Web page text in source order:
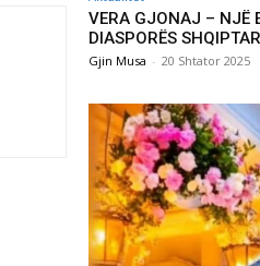
VERA GJONAJ – NJË
DIASPORËS
Gjin Musa - 20 Shtator 2025